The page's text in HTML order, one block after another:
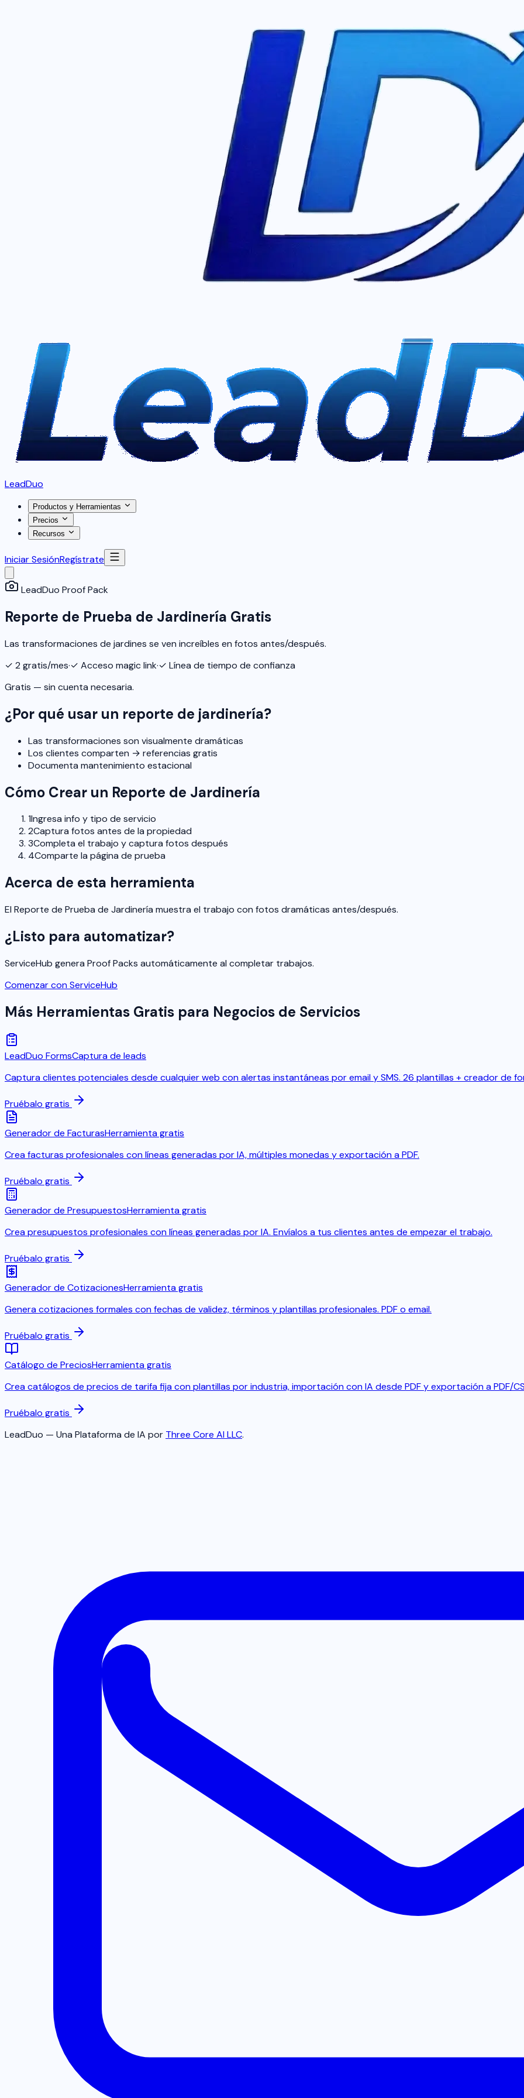
LeadDuo
Productos y Herramientas
Precios
Recursos
Iniciar SesiónRegístrate
LeadDuo Proof Pack
Reporte de Prueba de Jardinería Gratis
Las transformaciones de jardines se ven increíbles en fotos antes/después.
✓ 2 gratis/mes·✓ Acceso magic link·✓ Línea de tiempo de confianza
Gratis — sin cuenta necesaria.
¿Por qué usar un reporte de jardinería?
Las transformaciones son visualmente dramáticas
Los clientes comparten → referencias gratis
Documenta mantenimiento estacional
Cómo Crear un Reporte de Jardinería
1Ingresa info y tipo de servicio
2Captura fotos antes de la propiedad
3Completa el trabajo y captura fotos después
4Comparte la página de prueba
Acerca de esta herramienta
El Reporte de Prueba de Jardinería muestra el trabajo con fotos dramáticas antes/después.
¿Listo para automatizar?
ServiceHub genera Proof Packs automáticamente al completar trabajos.
Comenzar con ServiceHub
Más Herramientas Gratis para Negocios de Servicios
LeadDuo FormsCaptura de leads
Captura clientes potenciales desde cualquier web con alertas instantáneas por email y SMS. 26 plantillas + creador de
Pruébalo gratis
Generador de FacturasHerramienta gratis
Crea facturas profesionales con líneas generadas por IA, múltiples monedas y exportación a PDF.
Pruébalo gratis
Generador de PresupuestosHerramienta gratis
Crea presupuestos profesionales con líneas generadas por IA. Envíalos a tus clientes antes de empezar el trabajo.
Pruébalo gratis
Generador de CotizacionesHerramienta gratis
Genera cotizaciones formales con fechas de validez, términos y plantillas profesionales. PDF o email.
Pruébalo gratis
Catálogo de PreciosHerramienta gratis
Crea catálogos de precios de tarifa fija con plantillas por industria, importación con IA desde PDF y exportación a PDF/
Pruébalo gratis
LeadDuo — Una Plataforma de IA por Three Core AI LLC.